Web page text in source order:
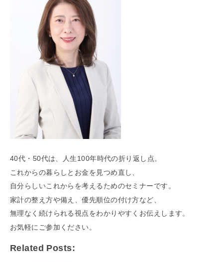
「らくうぇる。」は⼤阪 南河内の地域密着型ポータルサ
イト！ランチやディナーのクーポン、イベント、地域情報
が満載！
▲メニューを閉じる
40代・50代は、人生100年時代の折り返し点。
これからの暮らしとお金を見つめ直し、
自分らしいこれからを考えるためのセミナーです。
家計の整え方や備え、優先順位の付け方など、
無理なく続けられる視点をわかりやすくお伝えします。
お気軽にご参加ください。
Related Posts: